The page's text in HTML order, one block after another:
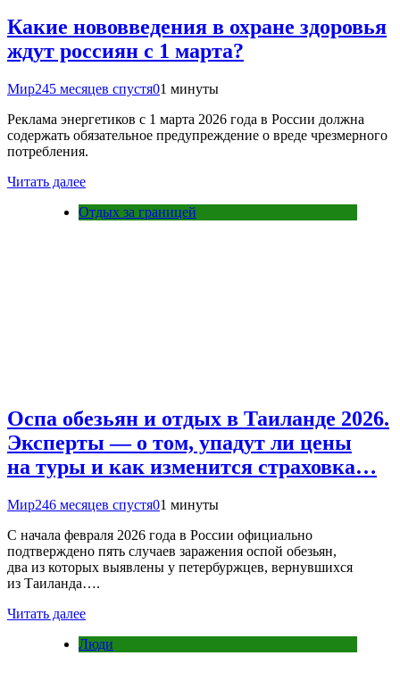
Какие нововведения в охране здоровья
ждут россиян с 1 марта?
Мир245 месяцев спустя01 минуты
Реклама энергетиков с 1 марта 2026 года в России должна
содержать обязательное предупреждение о вреде чрезмерного
потребления.
Читать далее
Отдых за границей
Оспа обезьян и отдых в Таиланде 2026.
Эксперты — о том, упадут ли цены
на туры и как изменится страховка…
Мир246 месяцев спустя01 минуты
С начала февраля 2026 года в России официально
подтверждено пять случаев заражения оспой обезьян,
два из которых выявлены у петербуржцев, вернувшихся
из Таиланда….
Читать далее
Люди